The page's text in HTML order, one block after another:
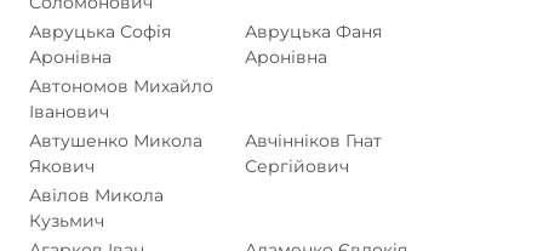
Авруцька Софія
Аронівна
Авруцька Фаня
Аронівна
Автономов Михайло
Іванович
Автушенко Микола
Якович
Авчінніков Гнат
Сергійович
Авілов Микола
Кузьмич